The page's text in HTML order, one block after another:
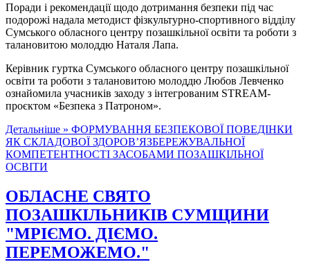
Поради і рекомендації щодо дотримання безпеки під час
подорожі надала методист фізкультурно-спортивного відділу
Сумського обласного центру позашкільної освіти та роботи з
талановитою молоддю Наталя Лапа.
Керівник гуртка Сумського обласного центру позашкільної
освіти та роботи з талановитою молоддю Любов Левченко
ознайомила учасників заходу з інтегрованим STREAM-
проєктом «Безпека з Патроном».
Детальніше » ФОРМУВАННЯ БЕЗПЕКОВОЇ ПОВЕДІНКИ
ЯК СКЛАДОВОЇ ЗДОРОВ’ЯЗБЕРЕЖУВАЛЬНОЇ
КОМПЕТЕНТНОСТІ ЗАСОБАМИ ПОЗАШКІЛЬНОЇ
ОСВІТИ
ОБЛАСНЕ СВЯТО
ПОЗАШКІЛЬНИКІВ СУМЩИНИ
"МРІЄМО. ДІЄМО.
ПЕРЕМОЖЕМО."